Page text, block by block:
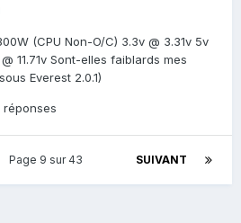
(CPU Non-O/C) 3.3v @ 3.31v 5v
11.71v Sont-elles faiblards mes
Everest 2.0.1)
réponses
SUIVANT
Page 9 sur 43